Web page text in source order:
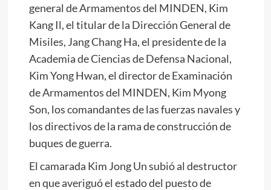
general de Armamentos del MINDEN, Kim
Kang Il, el titular de la Dirección General de
Misiles, Jang Chang Ha, el presidente de la
Academia de Ciencias de Defensa Nacional,
Kim Yong Hwan, el director de Examinación
de Armamentos del MINDEN, Kim Myong
Son, los comandantes de las fuerzas navales y
los directivos de la rama de construcción de
buques de guerra.
El camarada Kim Jong Unsubió al destructor
en que averiguó el estado del puesto de